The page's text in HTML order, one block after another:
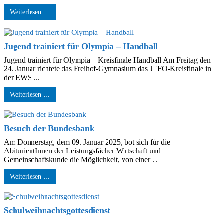
Weiterlesen …
Jugend trainiert für Olympia – Handball
Jugend trainiert für Olympia – Kreisfinale Handball Am Freitag den
24. Januar richtete das Freihof-Gymnasium das JTFO-Kreisfinale in
der EWS ...
Weiterlesen …
Besuch der Bundesbank
Am Donnerstag, dem 09. Januar 2025, bot sich für die
AbiturientInnen der Leistungsfächer Wirtschaft und
Gemeinschaftskunde die Möglichkeit, von einer ...
Weiterlesen …
Schulweihnachtsgottesdienst